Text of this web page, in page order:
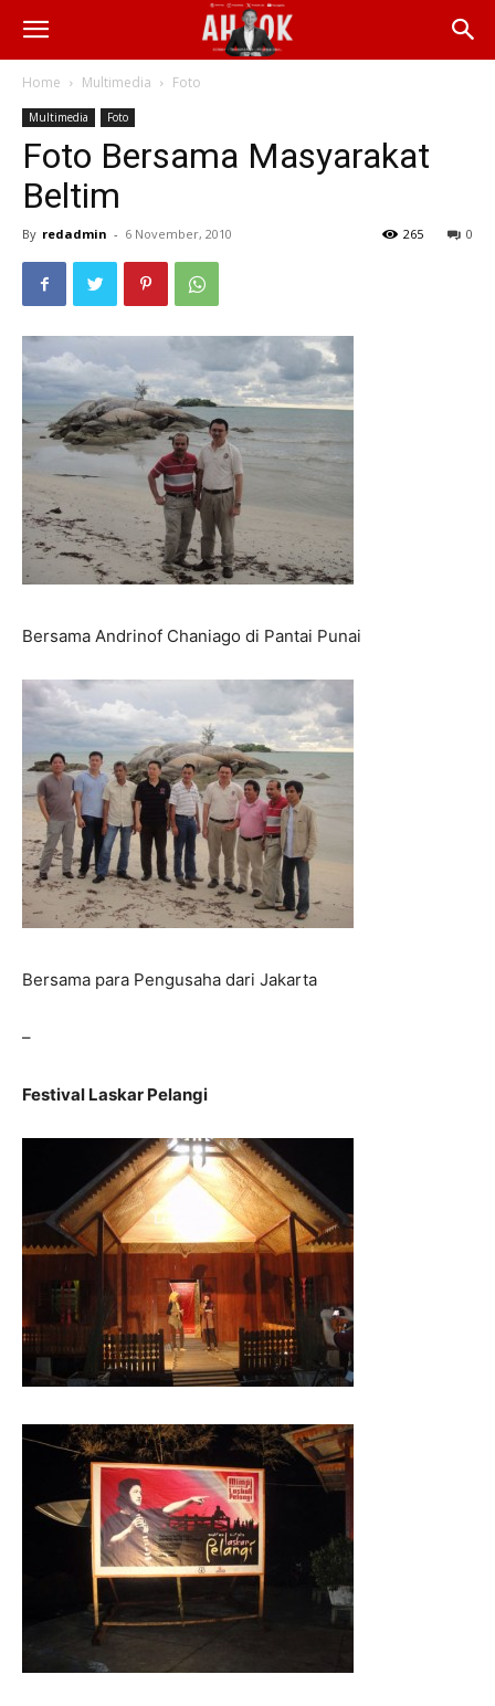
Home Multimedia Foto
Multimedia Foto
Foto Bersama Masyarakat
Beltim
By redadmin - 6 November, 2010 0
265
Bersama Andrinof Chaniago di Pantai Punai
Bersama para Pengusaha dari Jakarta
–
Festival Laskar Pelangi